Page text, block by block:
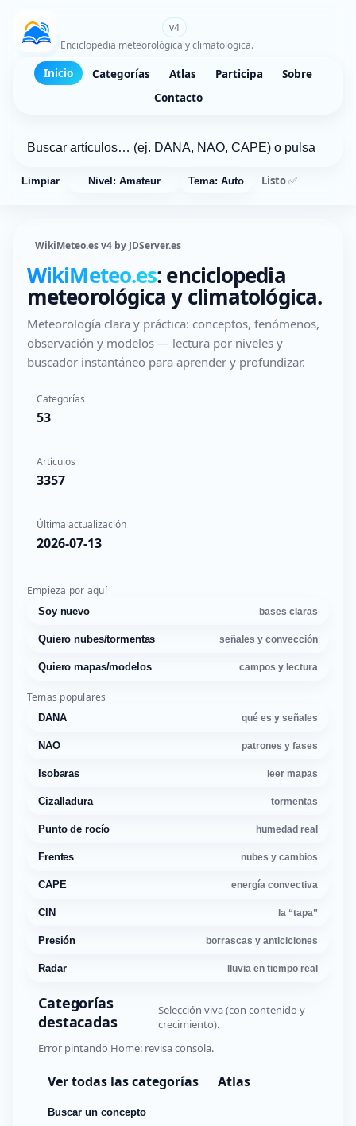
v4
Enciclopedia meteorológica y climatológica.
Inicio Categorías Atlas Participa
Sobre
Contacto
Limpiar Nivel: Amateur Tema: Auto Listo ✅
WikiMeteo.es v4 by JDServer.es
WikiMeteo.es: enciclopedia
meteorológica y climatológica.
Meteorología clara y práctica: conceptos, fenómenos,
observación y modelos — lectura por niveles y
buscador instantáneo para aprender y profundizar.
Categorías
53
Artículos
3357
Última actualización
2026-07-13
Empieza por aquí
Soy nuevo bases claras
Quiero nubes/tormentas señales y convección
Quiero mapas/modelos campos y lectura
Temas populares
DANA qué es y señales
NAO patrones y fases
Isobaras leer mapas
Cizalladura tormentas
Punto de rocío humedad real
Frentes nubes y cambios
CAPE energía convectiva
CIN la “tapa”
Presión borrascas y anticiclones
Radar lluvia en tiempo real
Categorías
destacadas
Selección viva (con contenido y
crecimiento).
Error pintando Home: revisa consola.
Ver todas las categorías Atlas
Buscar un concepto